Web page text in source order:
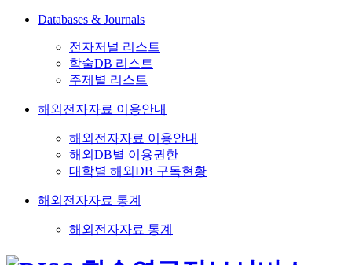
Databases & Journals
전자저널 리스트
학술DB 리스트
주제별 리스트
해외전자자료 이용안내
해외전자자료 이용안내
해외DB별 이용권한
대학별 해외DB 구독현황
해외전자자료 통계
해외전자자료 통계